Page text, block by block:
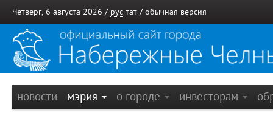
Четверг, 6 августа 2026 / рус тат / обычная версия
новости мэрия о городе инвесторам